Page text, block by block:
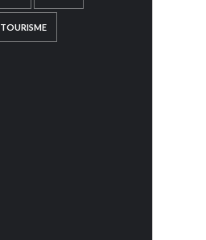
TOURISME